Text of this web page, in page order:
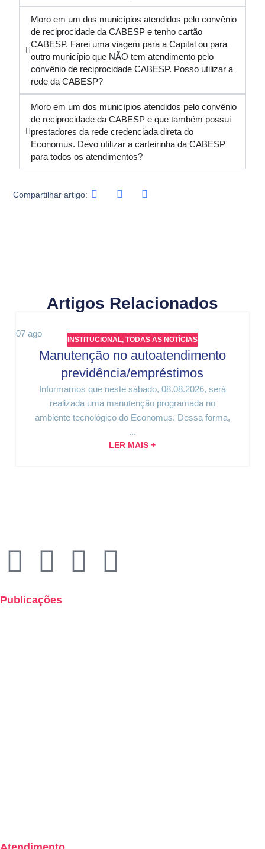
Moro em um dos municípios atendidos pelo convênio
de reciprocidade da CABESP e tenho cartão
CABESP. Farei uma viagem para a Capital ou para
outro município que NÃO tem atendimento pelo
convênio de reciprocidade CABESP. Posso utilizar a
rede da CABESP?
Moro em um dos municípios atendidos pelo convênio
de reciprocidade da CABESP e que também possui
prestadores da rede credenciada direta do
Economus. Devo utilizar a carteirinha da CABESP
para todos os atendimentos?
Compartilhar artigo:
Artigos Relacionados
07ago
INSTITUCIONAL, TODAS AS NOTÍCIAS
Manutenção no autoatendimento
previdência/empréstimos
Informamos que neste sábado, 08.08.2026, será
realizada uma manutenção programada no
ambiente tecnológico do Economus. Dessa forma,
...
LER MAIS +
Publicações